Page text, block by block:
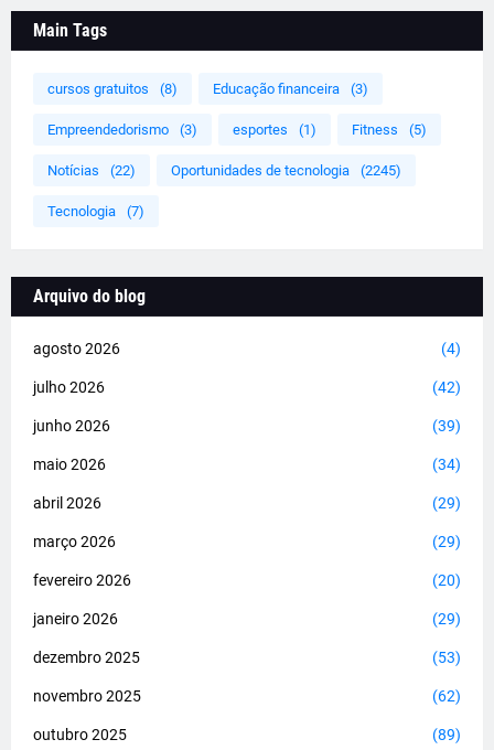
Main Tags
cursos gratuitos (8) Educação financeira (3)
Empreendedorismo (3) esportes (1) Fitness (5)
Notícias (22) Oportunidades de tecnologia (2245)
Tecnologia (7)
Arquivo do blog
agosto 2026 (4)
julho 2026 (42)
junho 2026 (39)
maio 2026 (34)
abril 2026 (29)
março 2026 (29)
fevereiro 2026 (20)
janeiro 2026 (29)
dezembro 2025 (53)
novembro 2025 (62)
outubro 2025 (89)